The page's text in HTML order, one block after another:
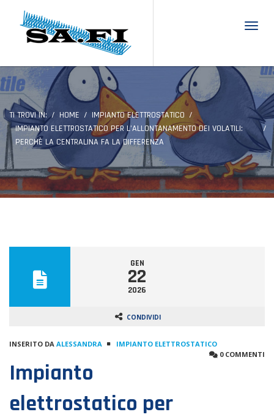
TI TROVI IN: HOME
IMPIANTO ELETTROSTATICO
IMPIANTO ELETTROSTATICO PER L’ALLONTANAMENTO DEI VOLATILI:
PERCHÈ LA CENTRALINA FA LA DIFFERENZA
GEN
22
2026
CONDIVIDI
INSERITO DA ALESSANDRA
IMPIANTO ELETTROSTATICO
0 COMMENTI
Impianto
elettrostatico per